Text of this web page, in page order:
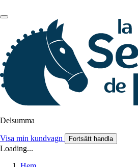
Delsumma
Visa min kundvagn Fortsätt handla
Loading...